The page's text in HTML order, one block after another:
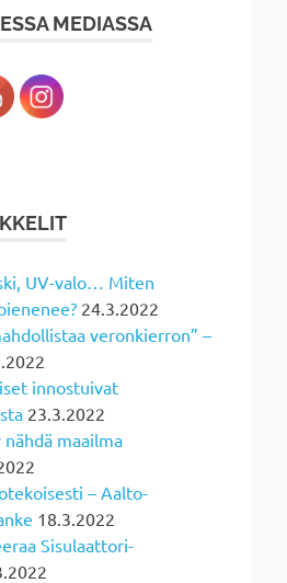
MEDIASSA
UV-valo… Miten
24.3.2022
veronkierron” –
innostuivat
23.3.2022
maailma
– Aalto-
18.3.2022
Sisulaattori-